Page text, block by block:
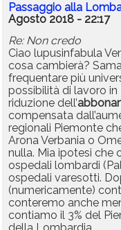
Passaggio alla
Agosto 2018 - 22:17
Re: Non credo
Ciao lupusinfabula
cosa cambierà?
frequentare più
possibilità di lavoro
riduzione dell’
compensata
regionali Piemonte
Arona Verbania o
nulla. Mia ipotesi che
ospedali lombardi
ospedali varesotti.
(numericamente)
conteremo anche
contiamo il 3% del